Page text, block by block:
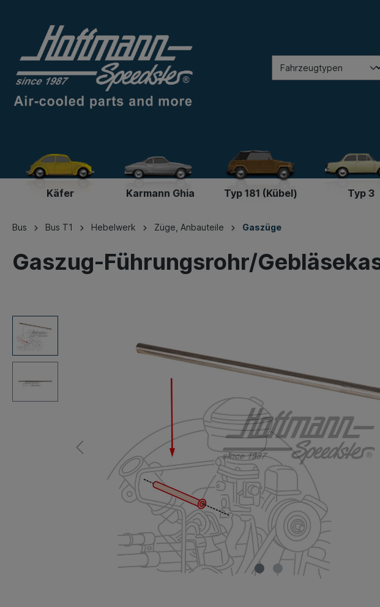
Käfer Karmann Ghia Typ 181 (Kübel) Typ 3
Bus Bus T1 Hebelwerk Züge, Anbauteile Gaszüge
Gaszug-Führungsrohr/